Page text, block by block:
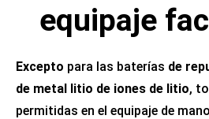
equipaje
Excepto para las baterías de
de metal litio de iones de litio,
permitidas en el equipaje de